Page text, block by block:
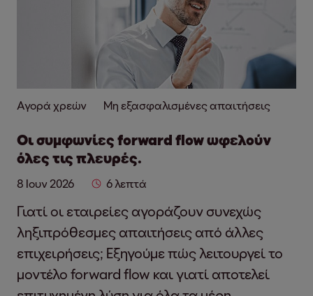
Αγορά χρεών Μη εξασφαλισμένες απαιτήσεις
Οι συμφωνίες forward flow ωφελούν
όλες τις πλευρές.
8 Ιουν 2026 6 λεπτά
Γιατί οι εταιρείες αγοράζουν συνεχώς
ληξιπρόθεσμες απαιτήσεις από άλλες
επιχειρήσεις; Εξηγούμε πώς λειτουργεί το
μοντέλο forward flow και γιατί αποτελεί